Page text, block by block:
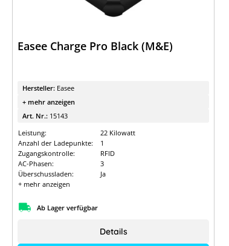
Easee Charge Pro Black (M&E)
Hersteller: Easee
+ mehr anzeigen
Art. Nr.: 15143
Leistung:
22 Kilowatt
Anzahl der Ladepunkte:
1
Zugangskontrolle:
RFID
AC-Phasen:
3
Überschussladen:
Ja
+ mehr anzeigen
Ab Lager verfügbar
Details